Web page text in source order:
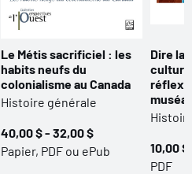
Le Métis sacrificiel : les
habits neufs du
colonialisme au Canada
Histoire générale
40,00 $ - 32,00 $
Papier, PDF ou ePub
Dire la
muséal
10,00 $
PDF